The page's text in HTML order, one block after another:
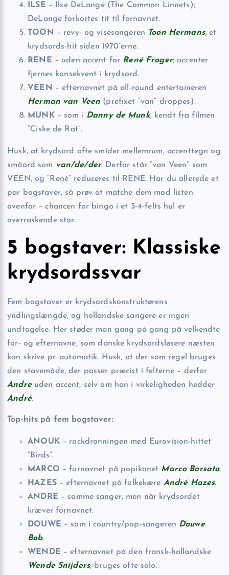
ILSE – Ilse DeLange (The Common Linnets);
DeLange forkortes tit til fornavnet.
TOON – revy- og visesangeren Toon Hermans, et
krydsords-hit siden 1970’erne.
RENE – uden accent for René Froger; accenter
fjernes konsekvent i krydsord.
VEEN – efternavnet på all-round entertaineren
Herman van Veen (prefixet “van” droppes).
MUNK– som i Danny de Munk, kendt fra filmen
“Ciske de Rat”.
Husk, at krydsord ofte smider mellemrum, accenttegn og
småord som van/de/der. Derfor står “van Veen” som
VEEN, og “René” reduceres til RENE. Har du allerede et
par bogstaver, så prøv at matche dem mod listen
ovenfor – chancen for bingo i et 3-4-felts hul er
overraskende stor.
5 bogstaver: Klassiske
krydsordssvar
Fem bogstaver er krydsordskonstruktørens
yndlingslængde, og hollandske sangere er ingen
undtagelse. Her støder man gang på gang på velkendte
for- og efternavne, som danske krydsordsløsere næsten
kan skrive pr. automatik. Husk, at der som regel bruges
den stavemåde, der passer præcist i felterne – derfor
Andreuden accent, selv om han i virkeligheden hedder
André.
Top-hits på fem bogstaver:
ANOUK– rockdronningen med Eurovision-hittet
”Birds”.
MARCO – fornavnet på popikonet Marco Borsato.
HAZES– efternavnet på folkekære André Hazes.
ANDRE – samme sanger, men når krydsordet
kræver fornavnet.
DOUWE – som i country/pop-sangeren Douwe
Bob.
WENDE – efternavnet på den fransk-hollandske
Wende Snijders; bruges ofte solo.